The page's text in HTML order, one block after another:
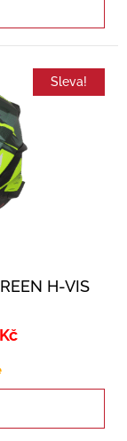
Sleva!
H-VIS
Kč